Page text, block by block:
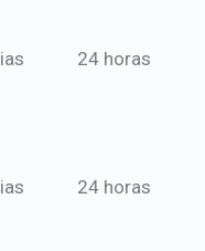
24 horas
24 horas